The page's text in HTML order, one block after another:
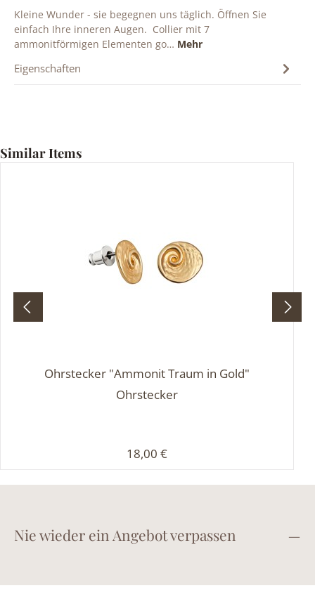
Kleine Wunder - sie begegnen uns täglich. Öffnen Sie
einfach Ihre inneren Augen. Collier mit 7
ammonitförmigen Elementen go… Mehr
Eigenschaften
Produktgalerie überspringen
Similar Items
Ohrstecker "Ammonit Traum in Gold"
Ohrstecker
Regulärer Preis:
18,00 €
Nie wieder ein Angebot verpassen